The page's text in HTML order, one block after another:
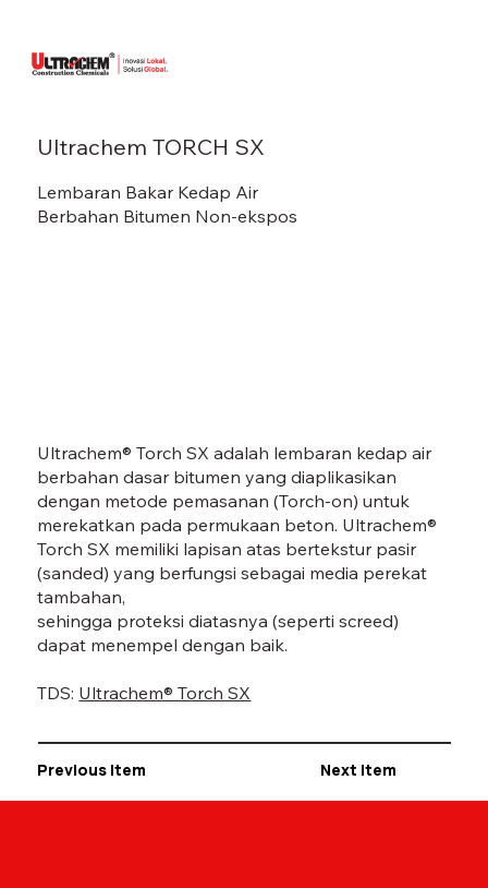
Ultrachem TORCH SX
Lembaran Bakar Kedap Air
Berbahan Bitumen Non-ekspos
Ultrachem® Torch SX adalah lembaran kedap air
berbahan dasar bitumen yang diaplikasikan
dengan metode pemasanan (Torch-on) untuk
merekatkan pada permukaan beton. Ultrachem®
Torch SX memiliki lapisan atas bertekstur pasir
(sanded) yang berfungsi sebagai media perekat
tambahan,
sehingga proteksi diatasnya (seperti screed)
dapat menempel dengan baik.
TDS: Ultrachem® Torch SX
Previous Item Next Item